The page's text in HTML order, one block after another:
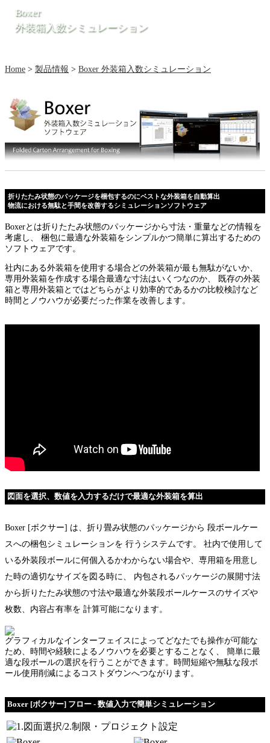
Boxer
外装箱入数シミュレーション
Home > 製品情報 > Boxer 外装箱入数シミュレーション
折りたたみ状態のパッケージを梱包するのにベストな外装箱を自動算出
物流における無駄と手間を改善するシミュレーションソフトウェア
Boxerとは折りたたみ状態のパッケージから寸法・重量などの情報を
考慮し、 梱包に最適な外装箱をシンプルかつ簡単に算出するための
ソフトウェアです。
社内にある外装箱を使用する場合どの外装箱が最も無駄がないか、
専用外装箱を作成する場合最適な寸法はいくつなのか、 既存の外装
箱と専用外装箱とではどちらがより効率的であるかの比較検討など
時間とノウハウが必要だった作業を改善します。
図面を選択、数値を入力するだけで最適な外装箱を算出
Boxer [ボクサー] は、折り畳み状態のパッケージから 段ボールケー
スへの梱包シミュレーションを 行うシステムです。 社内で使用して
いる外装段ボールに何個入るかわからない場合や、専用箱を用意し
た時の適切なサイズを図る時に、 内包されるパッケージの展開寸法
から折りたたみ状態の寸法や最適な外装段ボールケースのサイズや
枚数、内容占有率を 計算可能になります。
グラフィカルなインターフェイスによってどなたでも操作が可能な
ため、時間や経験によるノウハウを必要とすることなく、 簡単に最
適な段ボールの選択を行うことができます。時間短縮や無駄な段ボ
ール使用削減によるコストダウンへつながります。
Boxer [ボクサー] フロー - 数値入力で簡単シミュレーション